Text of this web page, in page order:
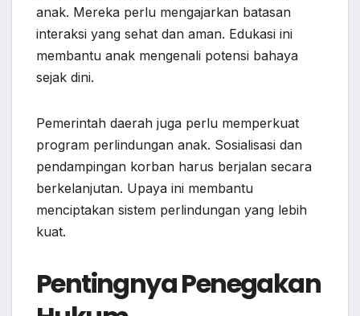
anak. Mereka perlu mengajarkan batasan
interaksi yang sehat dan aman. Edukasi ini
membantu anak mengenali potensi bahaya
sejak dini.
Pemerintah daerah juga perlu memperkuat
program perlindungan anak. Sosialisasi dan
pendampingan korban harus berjalan secara
berkelanjutan. Upaya ini membantu
menciptakan sistem perlindungan yang lebih
kuat.
Pentingnya Penegakan